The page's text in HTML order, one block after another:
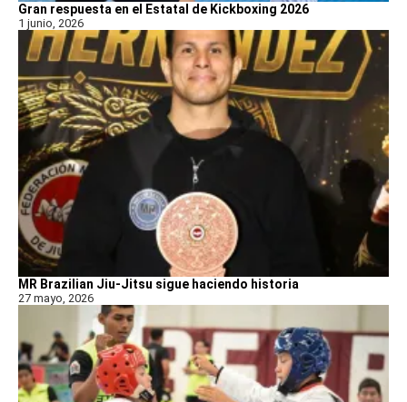
Gran respuesta en el Estatal de Kickboxing 2026
1 junio, 2026
MR Brazilian Jiu-Jitsu sigue haciendo historia
27 mayo, 2026